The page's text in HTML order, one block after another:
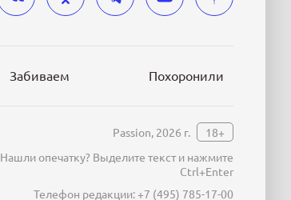
Забиваем Похоронили
Passion, 2026 г.
18+
Нашли опечатку? Выделите текст и нажмите
Ctrl+Enter
Телефон редакции:+7 (495) 785-17-00